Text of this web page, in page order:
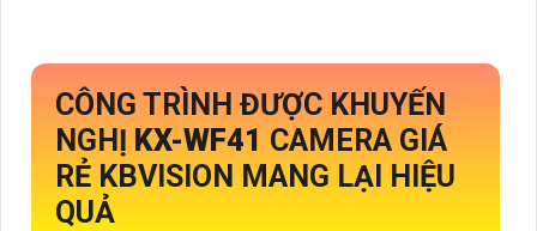
CÔNG TRÌNH ĐƯỢC KHUYẾN
NGHỊ KX-WF41 CAMERA GIÁ
RẺ KBVISION MANG LẠI HIỆU
QUẢ